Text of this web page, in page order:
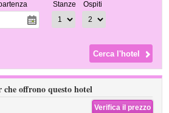
Stanze Ospiti
che offrono questo hotel
Verifica il prezzo